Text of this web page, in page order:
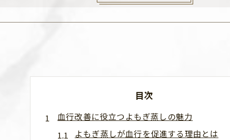
目次
血行改善に役立つよもぎ蒸しの魅力
よもぎ蒸しが血行を促進する理由とは